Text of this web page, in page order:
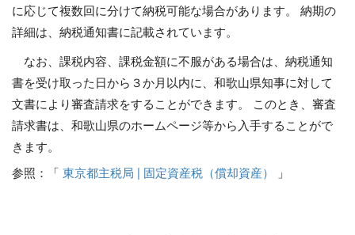
に応じて複数回に分けて納税可能な場合があります。 納期の
詳細は、納税通知書に記載されています。
なお、課税内容、課税金額に不服がある場合は、納税通知
書を受け取った日から３か月以内に、和歌山県知事に対して
文書により審査請求をすることができます。 このとき、審査
請求書は、和歌山県のホームページ等から入手することがで
きます。
参照：「 東京都主税局 | 固定資産税（償却資産） 」